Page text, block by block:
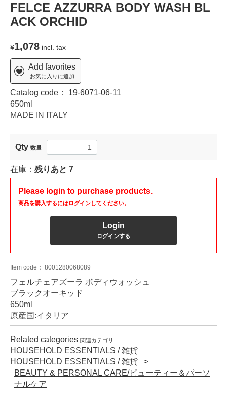
FELCE AZZURRA BODY WASH BL
ACK ORCHID
¥1,078 incl. tax
Add favorites
お気に入りに追加
Catalog code： 19-6071-06-11
650ml
MADE IN ITALY
Qty 数量
在庫： 残りあと 7
Please login to purchase products.
商品を購入するにはログインしてください。
Login
ログインする
Item code： 8001280068089
フェルチェアズーラ ボディウォッシュ
ブラックオーキッド
650ml
原産国:イタリア
Related categories 関連カテゴリ
HOUSEHOLD ESSENTIALS / 雑貨
HOUSEHOLD ESSENTIALS / 雑貨
BEAUTY & PERSONAL CARE/ビューティー＆パーソ
ナルケア